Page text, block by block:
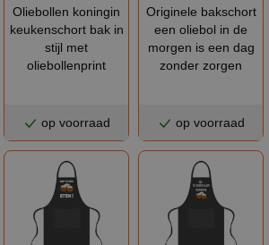
Oliebollen koningin
keukenschort bak in
stijl met
oliebollenprint
op voorraad
Originele bakschort
een oliebol in de
morgen is een dag
zonder zorgen
op voorraad